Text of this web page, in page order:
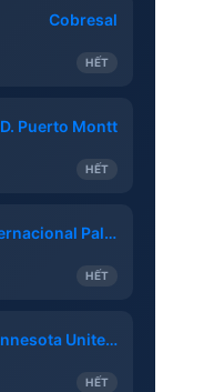
Cobresal
HẾT
D. Puerto Montt
HẾT
Internacional Palmira
HẾT
Minnesota United FC
HẾT